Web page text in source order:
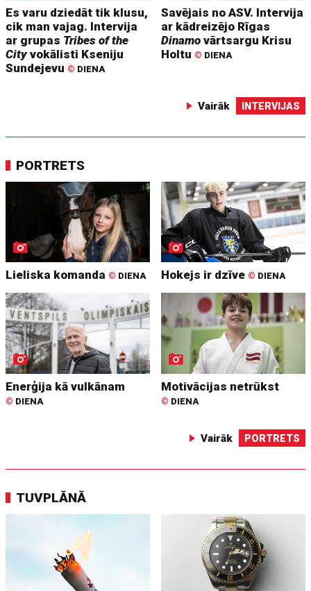
Es varu dziedāt tik klusu,
cik man vajag. Intervija
ar grupas Tribes of the
Cityvokālisti Kseniju
Sundejevu © DIENA
Savējais no ASV. Intervija
ar kādreizējo Rīgas
Dinamo vārtsargu Krisu
Holtu © DIENA
Vairāk INTERVIJAS
PORTRETS
Lieliska komanda © DIENA Hokejs ir dzīve © DIENA
Enerģija kā vulkānam
© DIENA
Motivācijas netrūkst
© DIENA
Vairāk PORTRETS
TUVPLĀNĀ